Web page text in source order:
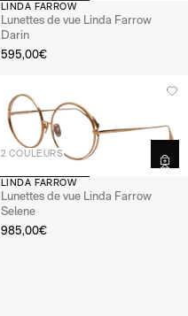
LINDA FARROW
Lunettes de vue Linda Farrow
Darin
595,00€
2 COULEURS
LINDA FARROW
Lunettes de vue Linda Farrow
Selene
985,00€